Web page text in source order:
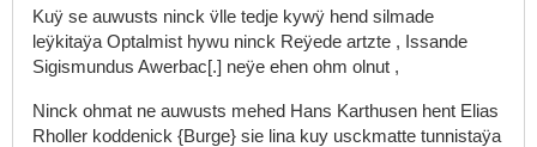
Kuÿ se auwusts ninck v̈lle tedje kywÿ hend silmade
leÿkitaÿa Optalmist hywu ninck Reÿede artzte , Issande
Sigismundus Awerbac[.] neÿe ehen ohm olnut ,
Ninck ohmat ne auwusts mehed Hans Karthusen hent Elias
Rholler koddenick {Burge} sie lina kuy usckmatte tunnistaÿa